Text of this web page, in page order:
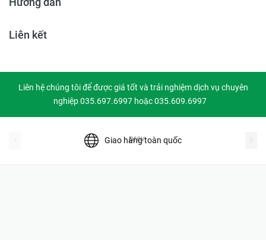
Liên kết
Liên hệ chúng tôi để được giá tốt và trải nghiệm dịch vụ chuyên
nghiệp 035.697.6997 hoặc 035.609.6997
Giao hàng toàn quốc
prev